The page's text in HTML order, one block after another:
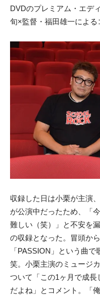
DVDのプレミアム・エデ
旬×監督・福田雄一による
収録した日は小栗が主演
が公演中だったため、「
難しい（笑）」と不安を
の収録となった。冒頭か
「PASSION」という曲
笑。小栗主演のミュージ
ついて「この1ヶ月で成
だよね」とコメント。「